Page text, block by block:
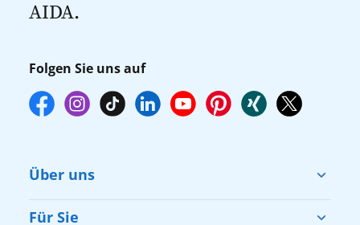
AIDA.
Folgen Sie uns auf
Über uns
Cruise & Help
Für Sie